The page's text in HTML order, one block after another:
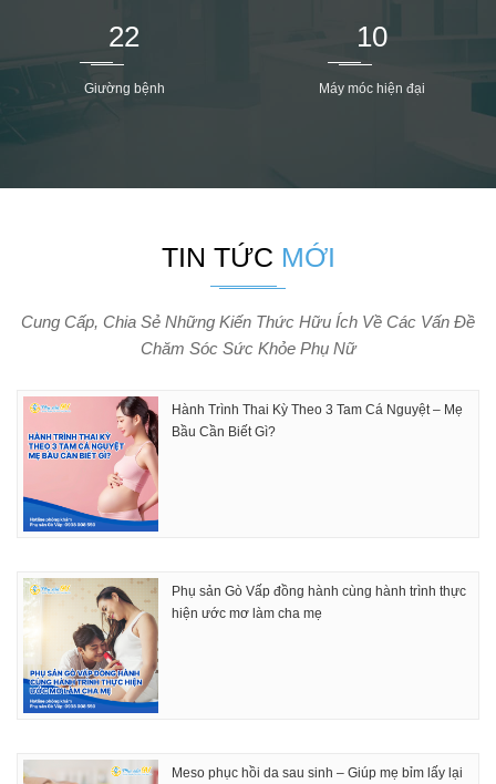
22
Giường bệnh
10
Máy móc hiện đại
TIN TỨC MỚI
Cung Cấp, Chia Sẻ Những Kiến Thức Hữu Ích Về Các Vấn Đề
Chăm Sóc Sức Khỏe Phụ Nữ
Hành Trình Thai Kỳ Theo 3 Tam Cá Nguyệt – Mẹ
Bầu Cần Biết Gì?
Phụ sản Gò Vấp đồng hành cùng hành trình thực
hiện ước mơ làm cha mẹ
Meso phục hồi da sau sinh – Giúp mẹ bỉm lấy lại